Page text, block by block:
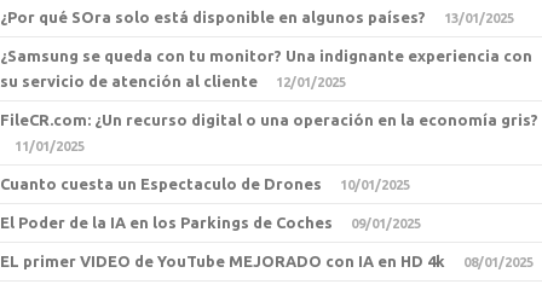
¿Por qué SOra solo está disponible en algunos países? 13/01/2025
¿Samsung se queda con tu monitor? Una indignante experiencia con
su servicio de atención al cliente
12/01/2025
FileCR.com: ¿Un recurso digital o una operación en la economía gris?
11/01/2025
Cuanto cuesta un Espectaculo de Drones 10/01/2025
El Poder de la IA en los Parkings de Coches 09/01/2025
EL primer VIDEO de YouTube MEJORADO con IA en HD 4k 08/01/2025